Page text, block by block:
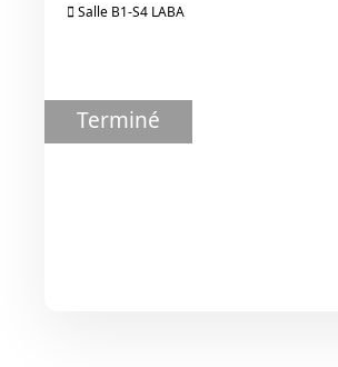
Salle B1-S4 LABA
Terminé